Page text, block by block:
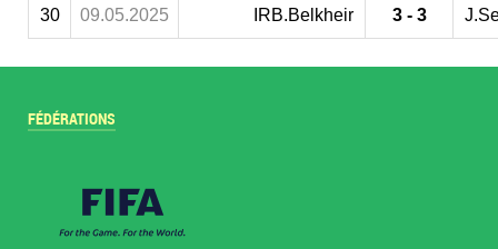
30 09.05.2025 IRB.Belkheir 3 - 3
FÉDÉRATIONS